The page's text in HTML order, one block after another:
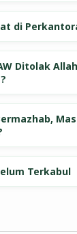
di
Ditolak
Terkabul